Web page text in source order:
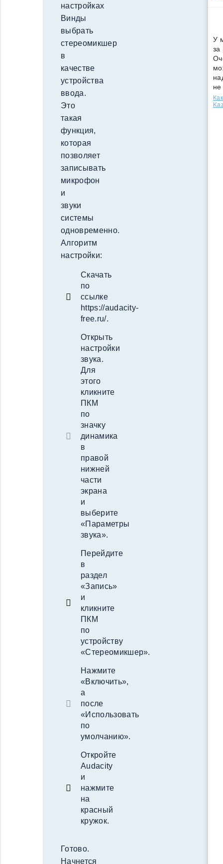
настройках
Винды
выбрать
стереомикшер
в
качестве
устройства
ввода.
Это
такая
функция,
которая
позволяет
записывать
микрофон
и
звуки
системы
одновременно.
Алгоритм
настройки:
Скачать
по
ссылке
https://audacity-
free.ru/.
Открыть
настройки
звука.
Для
этого
кликните
ПКМ
по
значку
динамика
в
правой
нижней
части
экрана
и
выберите
«Параметры
звука».
Перейдите
в
раздел
«Запись»
и
кликните
ПКМ
по
устройству
«Стереомикшер».
Нажмите
«Включить»,
а
после
«Использовать
по
умолчанию».
Откройте
Audacity
и
нажмите
на
красный
кружок.
Готово.
Начнется
У
за
не